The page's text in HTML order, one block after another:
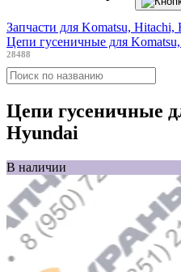
Запчасти для Komatsu, Hitachi,
Цепи гусеничные для
28488
Цепи гусеничные
Hyundai
В наличии